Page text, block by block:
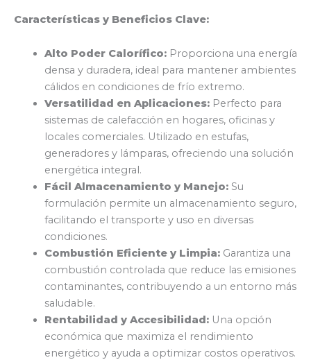
Características y Beneficios Clave:
Alto Poder Calorífico: Proporciona una energía
densa y duradera, ideal para mantener ambientes
cálidos en condiciones de frío extremo.
Versatilidad en Aplicaciones: Perfecto para
sistemas de calefacción en hogares, oficinas y
locales comerciales. Utilizado en estufas,
generadores y lámparas, ofreciendo una solución
energética integral.
Fácil Almacenamiento y Manejo: Su
formulación permite un almacenamiento seguro,
facilitando el transporte y uso en diversas
condiciones.
Combustión Eficiente y Limpia: Garantiza una
combustión controlada que reduce las emisiones
contaminantes, contribuyendo a un entorno más
saludable.
Rentabilidad y Accesibilidad: Una opción
económica que maximiza el rendimiento
energético y ayuda a optimizar costos operativos.